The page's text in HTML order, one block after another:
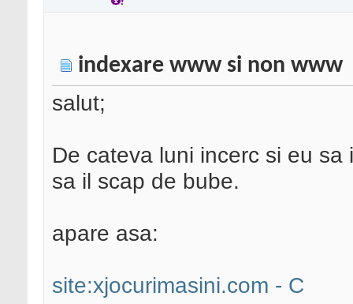
indexare www si non www
salut;
De cateva luni incerc si eu
sa il scap de bube.
apare asa:
site:xjocurimasini.com - C